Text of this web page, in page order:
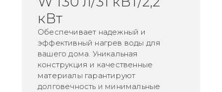
кВт
Обеспечивает надежный и
эффективный нагрев воды для
вашего дома. Уникальная
конструкция и качественные
материалы гарантируют
долговечность и минимальные